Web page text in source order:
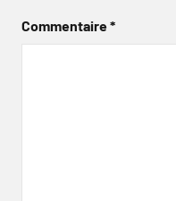
Commentaire*